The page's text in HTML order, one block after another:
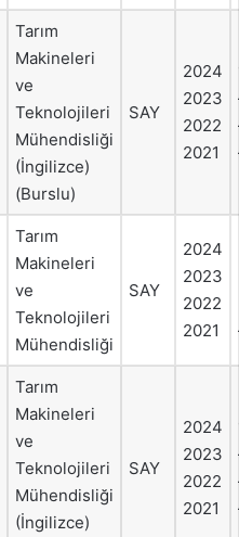
Tarım
Makineleri
ve
Teknolojileri
Mühendisliği
(İngilizce)
(Burslu)
SAY
2024
2023
2022
2021
Tarım
Makineleri
ve
Teknolojileri
Mühendisliği
SAY
2024
2023
2022
2021
Tarım
Makineleri
ve
Teknolojileri
Mühendisliği
(İngilizce)
SAY
2024
2023
2022
2021